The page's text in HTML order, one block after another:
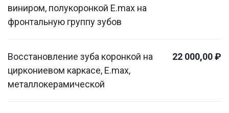
виниром, полукоронкой E.max на
фронтальную группу зубов
Восстановление зуба коронкой на
циркониевом каркасе, E.max,
металлокерамической
22 000,00 ₽